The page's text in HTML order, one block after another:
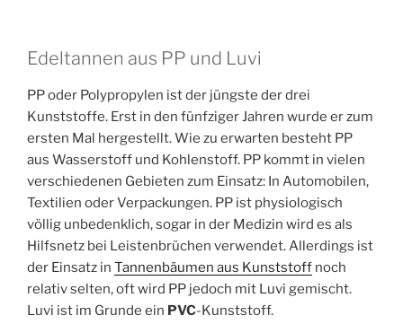
Edeltannen aus PP und Luvi
PP oder Polypropylen ist der jüngste der drei
Kunststoffe. Erst in den fünfziger Jahren wurde er zum
ersten Mal hergestellt. Wie zu erwarten besteht PP
aus Wasserstoff und Kohlenstoff. PP kommt in vielen
verschiedenen Gebieten zum Einsatz: In Automobilen,
Textilien oder Verpackungen. PP ist physiologisch
völlig unbedenklich, sogar in der Medizin wird es als
Hilfsnetz bei Leistenbrüchen verwendet. Allerdings ist
der Einsatz in Tannenbäumen aus Kunststoff noch
relativ selten, oft wird PP jedoch mit Luvi gemischt.
Luvi ist im Grunde ein PVC-Kunststoff.